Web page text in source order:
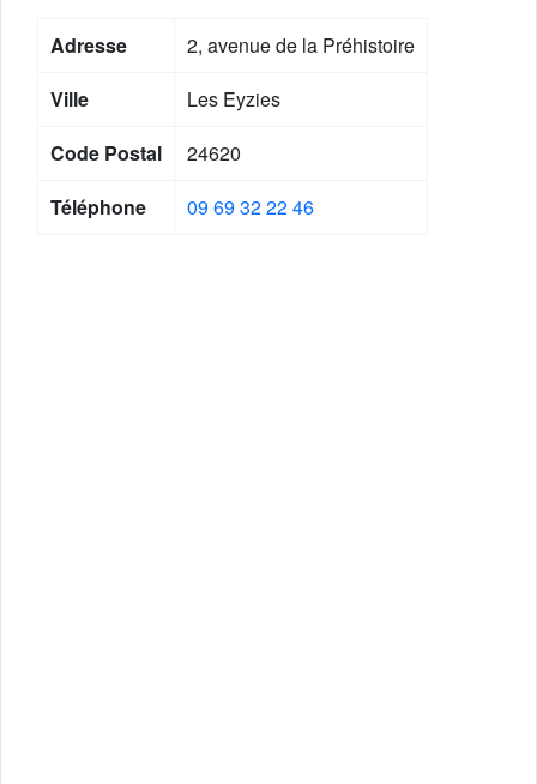
Adresse
2, avenue de la Préhistoire
Ville
Les Eyzies
Code Postal
24620
Téléphone
09 69 32 22 46